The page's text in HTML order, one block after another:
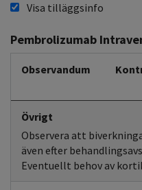
Visa tilläggsinfo
Pembrolizumab
Observandum
Övrigt
Observera att
även efter
Eventuellt behov av